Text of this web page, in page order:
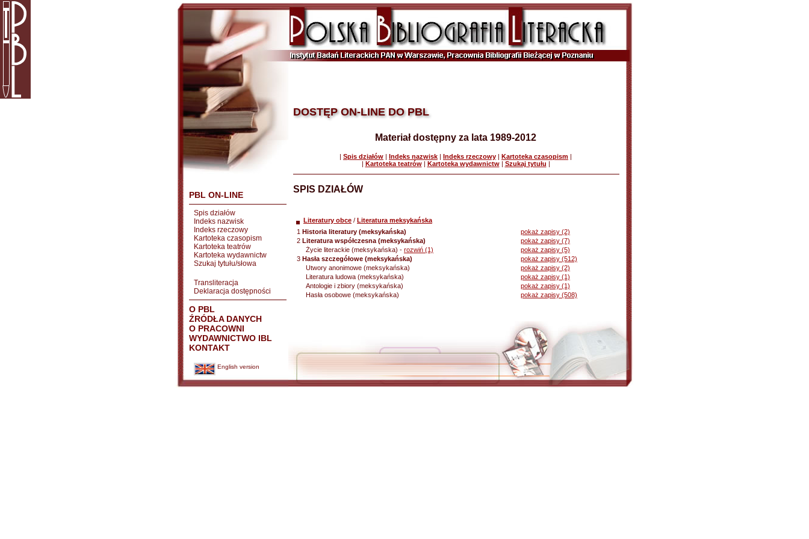
PBL ON-LINE
Spis działów
Indeks nazwisk
Indeks rzeczowy
Kartoteka czasopism
Kartoteka teatrów
Kartoteka wydawnictw
Szukaj tytułu/słowa
Transliteracja
Deklaracja dostępności
O PBL
ŹRÓDŁA DANYCH
O PRACOWNI
WYDAWNICTWO IBL
KONTAKT
English version
DOSTĘP ON-LINE DO PBL
Materiał dostępny za lata 1989-2012
| Spis działów | Indeks nazwisk | Indeks rzeczowy | Kartoteka czasopism |
| Kartoteka teatrów| Kartoteka wydawnictw| Szukaj tytułu |
SPIS DZIAŁÓW
Literatury obce / Literatura meksykańska
1 Historia literatury (meksykańska)
pokaż zapisy (2)
2 Literatura współczesna (meksykańska)
pokaż zapisy (7)
Życie literackie (meksykańska) - rozwiń (1)
pokaż zapisy (5)
3 Hasła szczegółowe (meksykańska)
pokaż zapisy (512)
Utwory anonimowe (meksykańska)
pokaż zapisy (2)
Literatura ludowa (meksykańska)
pokaż zapisy (1)
Antologie i zbiory (meksykańska)
pokaż zapisy (1)
Hasła osobowe (meksykańska)
pokaż zapisy (508)